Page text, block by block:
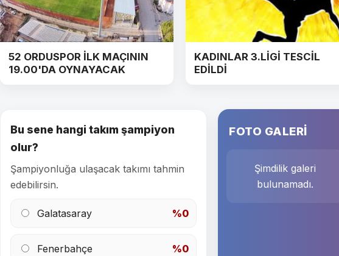
52 ORDUSPOR İLK MAÇININ
19.00'DA OYNAYACAK
KADINLAR 3.LİGİ TESCİL
EDİLDİ
Bu sene hangi takım şampiyon
olur?
Şampiyonluğa ulaşacak takımı tahmin
edebilirsin.
Galatasaray %0
Fenerbahçe %0
FOTO GALERİ
Şimdilik galeri
bulunamadı.